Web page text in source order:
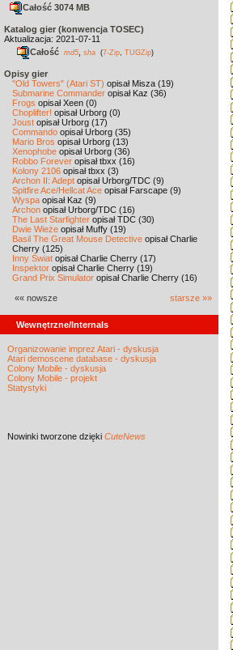
Całość 3074 MB
Katalog gier (konwencja TOSEC)
Aktualizacja: 2021-07-11
Całość md5 sha (7-Zip TUGZip)
Opisy gier
"Old Towers" (Atari ST) opisał Misza (19)
Submarine Commander opisał Kaz (36)
Frogs opisał Xeen (0)
Choplifter! opisał Urborg (0)
Joust opisał Urborg (17)
Commando opisał Urborg (35)
Mario Bros opisał Urborg (13)
Xenophobe opisał Urborg (36)
Robbo Forever opisał tbxx (16)
Kolony 2106 opisał tbxx (3)
Archon II: Adept opisał Urborg/TDC (9)
Spitfire Ace/Hellcat Ace opisał Farscape (9)
Wyspa opisał Kaz (9)
Archon opisał Urborg/TDC (16)
The Last Starfighter opisał TDC (30)
Dwie Wieże opisał Muffy (19)
Basil The Great Mouse Detective opisał Charlie
Cherry (125)
Inny Świat opisał Charlie Cherry (17)
Inspektor opisał Charlie Cherry (19)
Grand Prix Simulator opisał Charlie Cherry (16)
«« nowsze starsze »»
Wewnętrzne/Internals
Organizowanie imprez Atari - dyskusja
Atari demoscene database - dyskusja
Colony Mobile - dyskusja
Colony Mobile - projekt
Statystyki
Nowinki tworzone dzięki CuteNews